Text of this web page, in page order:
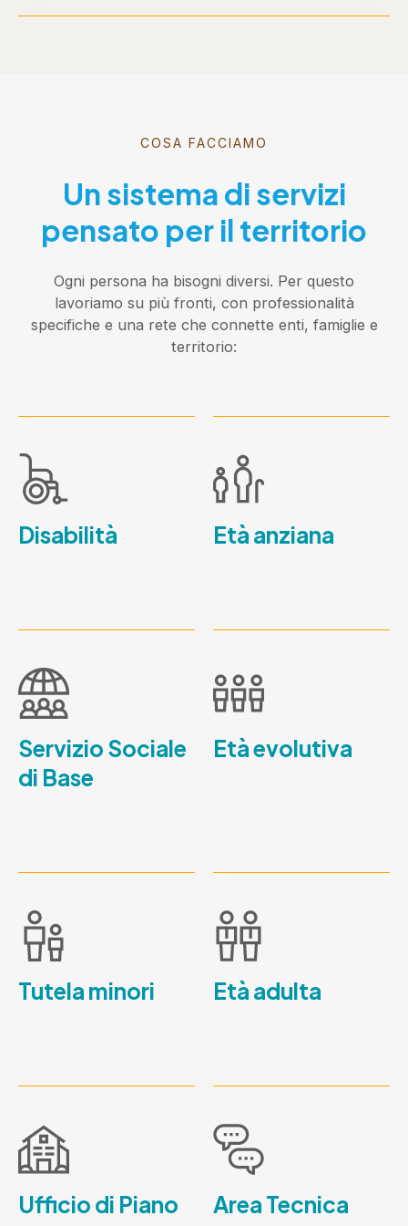
COSA FACCIAMO
Un sistema di servizi
pensato per il territorio
Ogni persona ha bisogni diversi. Per questo
lavoriamo su più fronti, con professionalità
specifiche e una rete che connette enti, famiglie e
territorio:
Disabilità Età anziana
Servizio Sociale
di Base
Età evolutiva
Tutela minori Età adulta
Ufficio di Piano Area Tecnica